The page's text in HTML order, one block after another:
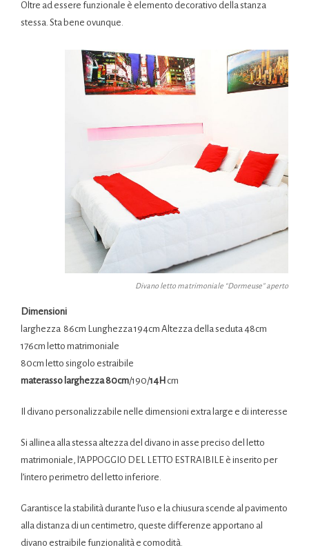
Oltre ad essere funzionale è elemento decorativo della stanza
stessa. Sta bene ovunque.
Divano letto matrimoniale “Dormeuse” aperto
Dimensioni
larghezza 86cm Lunghezza 194cm Altezza della seduta 48cm
176cm letto matrimoniale
80cm letto singolo estraibile
materasso larghezza 80cm/190/14H cm
Il divano personalizzabile nelle dimensioni extra large e di interesse
Si allinea alla stessa altezza del divano in asse preciso del letto
matrimoniale, l’APPOGGIO DEL LETTO ESTRAIBILE è inserito per
l’intero perimetro del letto inferiore.
Garantisce la stabilità durante l’uso e la chiusura scende al pavimento
alla distanza di un centimetro, queste differenze apportano al
divano estraibile funzionalità e comodità.